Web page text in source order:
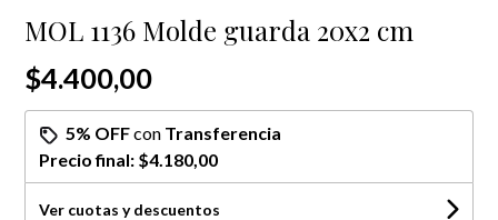
MOL 1136 Molde guarda 20x2 cm
$4.400,00
5% OFFcon Transferencia
Precio final: $4.180,00
Ver cuotas y descuentos